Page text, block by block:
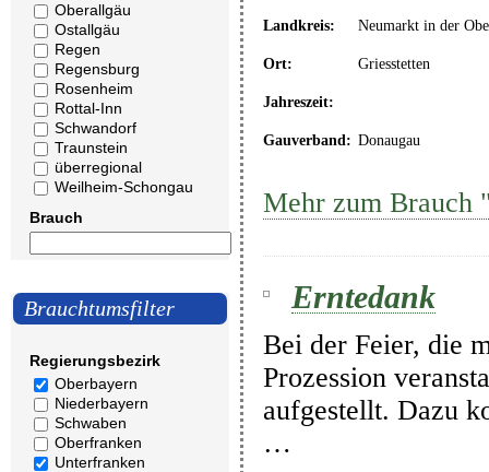
Oberallgäu
Ostallgäu
Regen
Regensburg
Rosenheim
Rottal-Inn
Schwandorf
Traunstein
überregional
Weilheim-Schongau
Brauch
Brauchtumsfilter
Regierungsbezirk
Oberbayern
Niederbayern
Schwaben
Oberfranken
Unterfranken
Landkreis: Neumarkt in der
Ort: Griesstetten
Jahreszeit:
Gauverband: Donaugau
Mehr zum Brauch
Erntedank
Bei der Feier, die
Prozession
aufgestellt. Dazu
…